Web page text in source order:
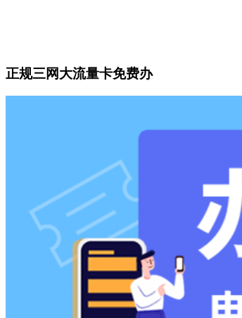
正规三网大流量卡免费办